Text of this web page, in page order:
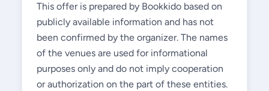
This offer is prepared by Bookkido based on
publicly available information and has not
been confirmed by the organizer. The names
of the venues are used for informational
purposes only and do not imply cooperation
or authorization on the part of these entities.